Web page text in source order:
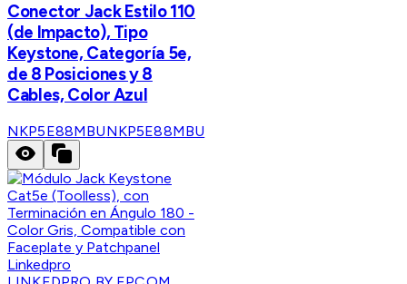
Conector Jack Estilo 110
(de Impacto), Tipo
Keystone, Categoría 5e,
de 8 Posiciones y 8
Cables, Color Azul
NKP5E88MBUNKP5E88MBU